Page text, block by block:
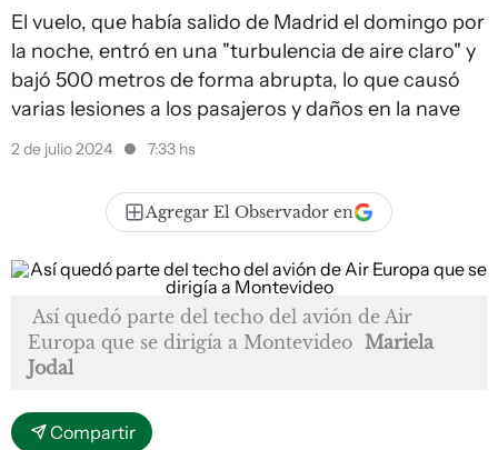
El vuelo, que había salido de Madrid el domingo por
la noche, entró en una "turbulencia de aire claro" y
bajó 500 metros de forma abrupta, lo que causó
varias lesiones a los pasajeros y daños en la nave
2 de julio 2024 7:33 hs
Agregar El Observador en
Así quedó parte del techo del avión de Air
Europa que se dirigía a Montevideo Mariela
Jodal
Compartir